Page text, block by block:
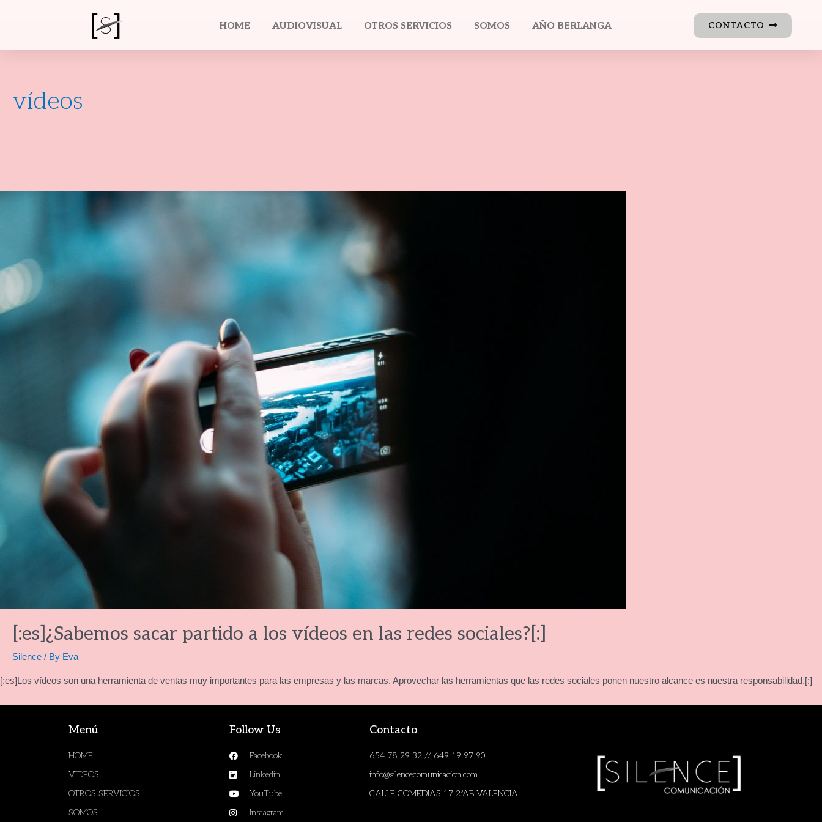
HOME AUDIOVISUAL OTROS SERVICIOS SOMOS AÑO BERLANGA CONTACTO
vídeos
[:es]¿Sabemos sacar partido a los vídeos en las redes sociales?[:]
Silence / By Eva
[:es]Los vídeos son una herramienta de ventas muy importantes para las empresas y las marcas. Aprovechar las herramientas que las redes sociales ponen nuestro alcance es nuestra responsabilidad.[:]
Menú
HOME
VIDEOS
OTROS SERVICIOS
SOMOS
Follow Us
Facebook
Linkedin
YouTube
Instagram
Contacto
654 78 29 32 // 649 19 97 90
info@silencecomunicacion.com
CALLE COMEDIAS 17 2ºAB VALENCIA